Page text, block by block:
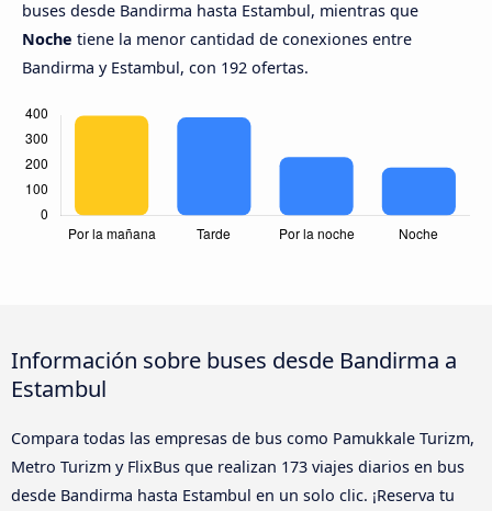
buses desde Bandirma hasta Estambul, mientras que
Noche tiene la menor cantidad de conexiones entre
Bandirma y Estambul, con 192 ofertas.
Información sobre buses desde Bandirma a
Estambul
Compara todas las empresas de bus como Pamukkale Turizm,
Metro Turizm y FlixBus que realizan 173 viajes diarios en bus
desde Bandirma hasta Estambul en un solo clic. ¡Reserva tu